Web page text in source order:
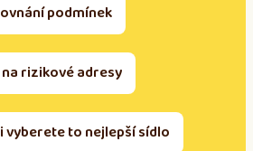
podmínek
rizikové adresy
vyberete to nejlepší sídlo